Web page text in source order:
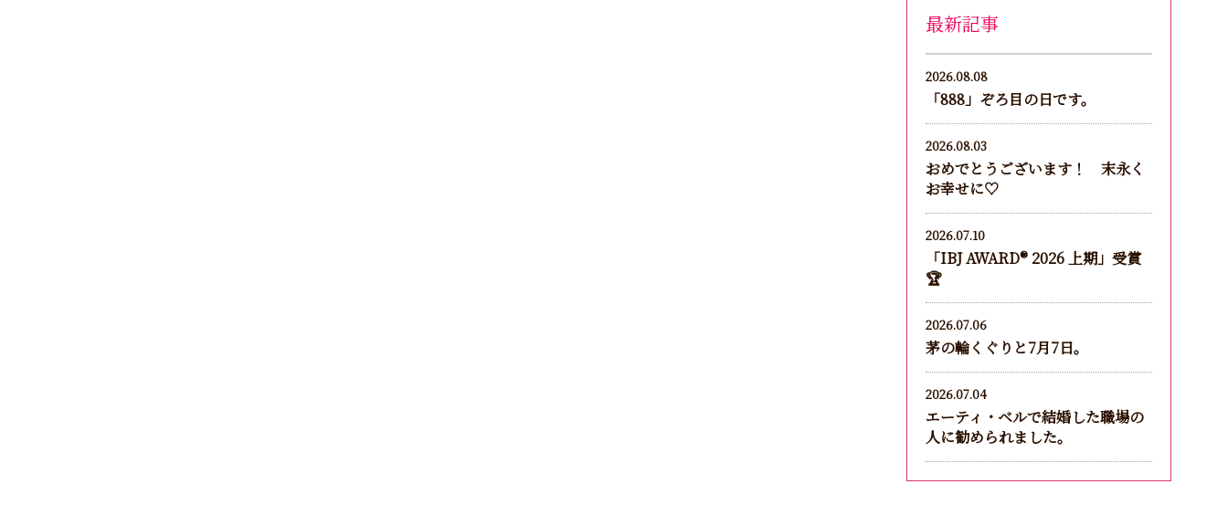
最新記事
2026.08.08
「888」ぞろ目の日です。
2026.08.03
おめでとうございます！ 末永く
お幸せに♡
2026.07.10
「IBJ AWARD®︎ 2026 上期」受賞
🏆
2026.07.06
茅の輪くぐりと7月7日。
2026.07.04
エーティ・ベルで結婚した職場の
人に勧められました。